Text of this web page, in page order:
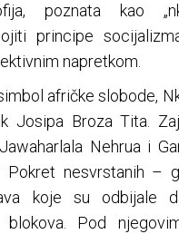
poznata kao
principe
napretkom.
afričke slobode,
Josipa Broza Tita.
Nehrua i
Pokret nesvrstanih –
koje su odbijale
blokova. Pod